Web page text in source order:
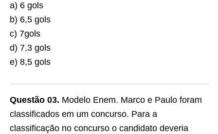
a) 6 gols
b) 6,5 gols
c) 7gols
d) 7,3 gols
e) 8,5 gols
Questão 03. Modelo Enem. Marco e Paulo foram
classificados em um concurso. Para a
classificação no concurso o candidato deveria